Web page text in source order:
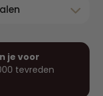
je voor
tevreden